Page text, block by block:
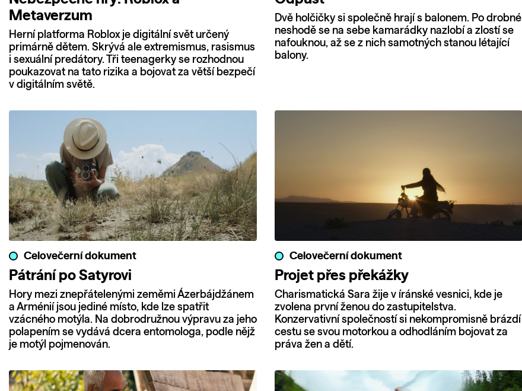
Metaverzum
Herní platforma Roblox je digitální svět určený
primárně dětem. Skrývá ale extremismus, rasismus
i sexuální predátory. Tři teenagerky se rozhodnou
poukazovat na tato rizika a bojovat za větší bezpečí
v digitálním světě.
Dvě holčičky si společně hrají s balonem. Po drobné
neshodě se na sebe kamarádky nazlobí a zlostí se
nafouknou, až se z nich samotných stanou létající
balony.
Celovečerní dokument
Pátrání po Satyrovi
Hory mezi znepřátelenými zeměmi Ázerbájdžánem
a Arménií jsou jediné místo, kde lze spatřit
vzácného motýla. Na dobrodružnou výpravu za jeho
polapením se vydává dcera entomologa, podle nějž
je motýl pojmenován.
Celovečerní dokument
Projet přes překážky
Charismatická Sara žije v íránské vesnici, kde je
zvolena první ženou do zastupitelstva.
Konzervativní společností si nekompromisně brázdí
cestu se svou motorkou a odhodláním bojovat za
práva žen a dětí.